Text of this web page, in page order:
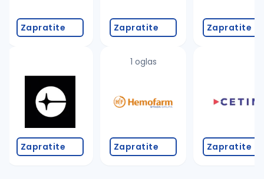
Zapratite
Zapratite
Zapratite
1 oglas
Zapratite
Zapratite
Zapratite